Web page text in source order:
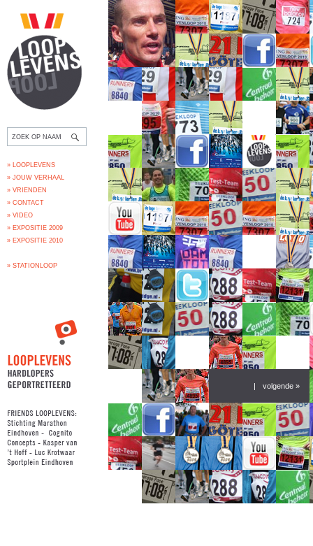
» LOOPLEVENS
» JOUW VERHAAL
» VRIENDEN
» CONTACT
» VIDEO
» EXPOSITIE 2009
» EXPOSITIE 2010
» STATIONLOOP
| volgende »